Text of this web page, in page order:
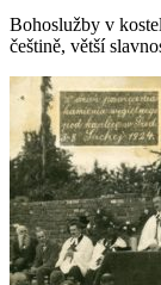
Bohoslužby v
češtině, větší